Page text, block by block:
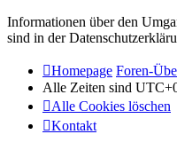
Informationen über den
sind in der
Homepage Foren-
Alle Zeiten sind
Alle Cookies löschen
Kontakt